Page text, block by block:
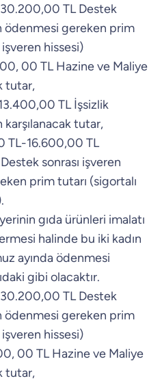
TL Destek
ödenmesi gereken prim
hissesi)
00 TL Hazine ve Maliye
tutar,
TL İşsizlik
karşılanacak tutar,
TL-16.600,00 TL
sonrası işveren
prim tutarı (sigortalı
gıda ürünleri imalatı
halinde bu iki kadın
ayında ödenmesi
gibi olacaktır.
TL Destek
ödenmesi gereken prim
hissesi)
00 TL Hazine ve Maliye
tutar,